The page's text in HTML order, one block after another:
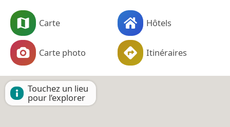
Carte Hôtels
Carte photo Itinéraires
Touchez un lieu
pour l’explorer